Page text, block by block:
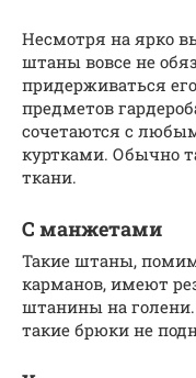
Несмотря на ярко
штаны вовсе не
придерживаться
предметов
сочетаются с
куртками. Обычно
ткани.
С манжетами
Такие штаны,
карманов, имеют
штанины на
такие брюки не